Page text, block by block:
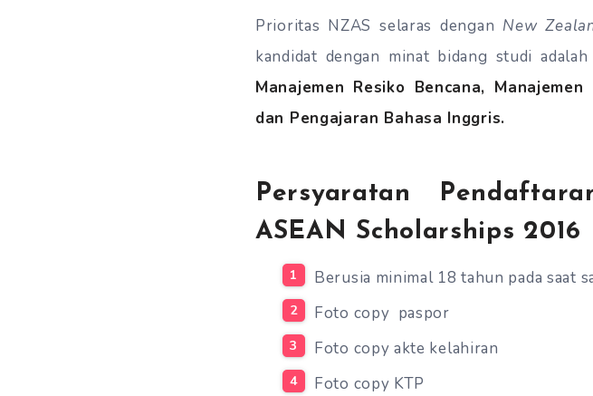
Prioritas NZAS selaras dengan New
kandidat dengan minat bidang studi adalah
Manajemen Resiko Bencana,
dan Pengajaran Bahasa Inggris.
Persyaratan
ASEAN Scholarships 2016
Berusia minimal 18 tahun pada saat
Foto copy paspor
Foto copy akte kelahiran
Foto copy KTP